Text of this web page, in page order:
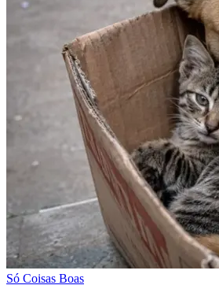
Só Coisas Boas